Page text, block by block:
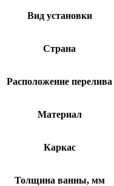
Вид установки
Страна
Расположение перелива
Материал
Каркас
Толщина ванны, мм